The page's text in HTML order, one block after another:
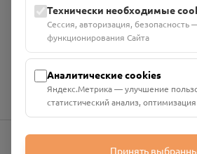
ИНН: 6700029207 ОГРН: 1256700001986
Юридический адрес: 216790,
Руднянский, г. Рудня, улица Западная, д.
Номер счёта:
Технически необходимые
Сессия, авторизация,
функционирования Сайта
Аналитические cookies
Яндекс.Метрика — улучшение
статистический анализ,
Принять